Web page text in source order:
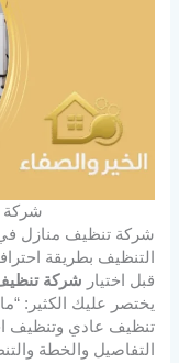
شركة
شركة تنظيف منازل
التنظيف بطريقة
قبل اختيار شركة
يختصر عليك الكثير:
تنظيف عادي وتنظيف
التفاصيل والخطة